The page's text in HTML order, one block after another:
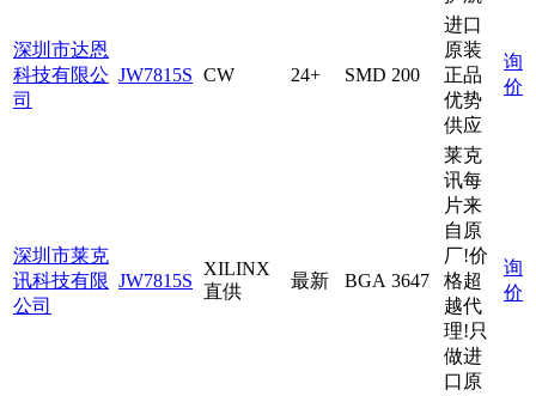
深圳市达恩
科技有限公
司
JW7815S CW 24+ SMD 200
进口
原装
正品
优势
供应
询
价
深圳市莱克
讯科技有限
公司
JW7815S
XILINX
直供
最新 BGA 3647
莱克
讯每
片来
自原
厂!价
格超
越代
理!只
做进
口原
询
价